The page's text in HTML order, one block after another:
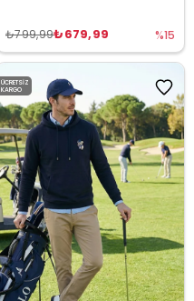
₺679,99
₺799,99 %15
ÜCRETSIZ
KARGO